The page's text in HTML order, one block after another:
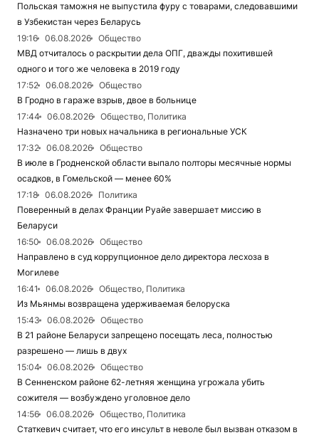
Польская таможня не выпустила фуру с товарами, следовавшими
в Узбекистан через Беларусь
19:16
06.08.2026
Общество
МВД отчиталось о раскрытии дела ОПГ, дважды похитившей
одного и того же человека в 2019 году
17:52
06.08.2026
Общество
В Гродно в гараже взрыв, двое в больнице
17:44
06.08.2026
Общество, Политика
Назначено три новых начальника в региональные УСК
17:32
06.08.2026
Общество
В июле в Гродненской области выпало полторы месячные нормы
осадков, в Гомельской — менее 60%
17:18
06.08.2026
Политика
Поверенный в делах Франции Руайе завершает миссию в
Беларуси
16:50
06.08.2026
Общество
Направлено в суд коррупционное дело директора лесхоза в
Могилеве
16:41
06.08.2026
Общество, Политика
Из Мьянмы возвращена удерживаемая белоруска
15:43
06.08.2026
Общество
В 21 районе Беларуси запрещено посещать леса, полностью
разрешено — лишь в двух
15:04
06.08.2026
Общество
В Сенненском районе 62-летняя женщина угрожала убить
сожителя — возбуждено уголовное дело
14:56
06.08.2026
Общество, Политика
Статкевич считает, что его инсульт в неволе был вызван отказом в